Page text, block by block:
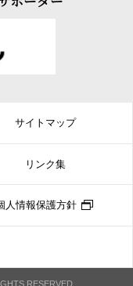
サイトマップ
リンク集
人情報保護方針
RESERVED.